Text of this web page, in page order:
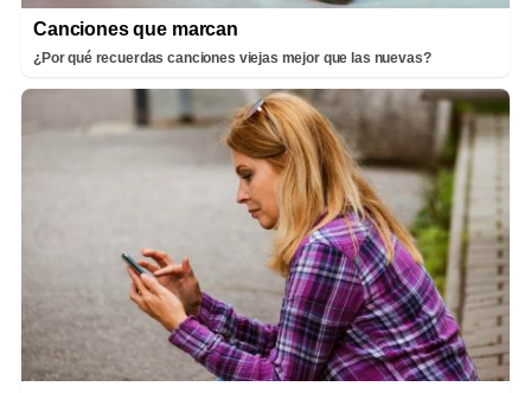
Canciones que marcan
¿Por qué recuerdas canciones viejas mejor que las nuevas?